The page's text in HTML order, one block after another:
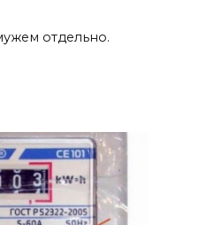
отдельно.